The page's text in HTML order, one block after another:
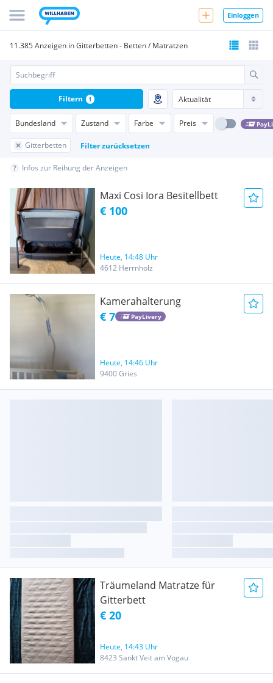
Einloggen
11.385 Anzeigen in Gitterbetten - Betten / Matratzen
Bundesland Zustand Farbe Preis
Gitterbetten Filter zurücksetzen
Filtern 1
Infos zur Reihung der Anzeigen
Maxi Cosi Iora Besitellbett
€ 100
Heute, 14:48 Uhr
4612 Herrnholz
Kamerahalterung
€ 7 PayLivery
Heute, 14:46 Uhr
9400 Gries
Träumeland Matratze für
Gitterbett
€ 20
Heute, 14:43 Uhr
8423 Sankt Veit am Vogau